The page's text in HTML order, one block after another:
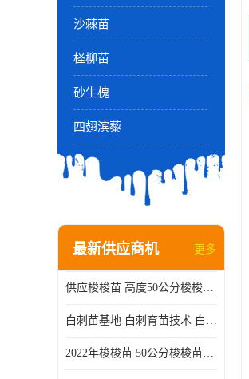
沙棘苗
柽柳苗
砂生槐
四翅滨藜
最新供应商机 更多
供应梭梭苗 高度50公分梭梭种苗基地 一手货源无中介
白刺苗基地 白刺育苗技术 白刺苗产地
2022年梭梭苗 50公分梭梭苗产地 沙漠绿化梭梭苗基地 提供技术